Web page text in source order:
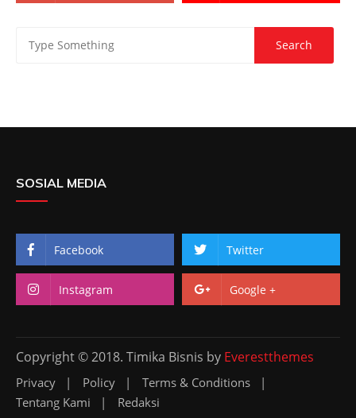
SOSIAL MEDIA
Facebook Twitter
Instagram Google +
Copyright © 2018. Timika Bisnis by Everestthemes
Privacy Policy
Terms & Conditions
Tentang Kami
Redaksi